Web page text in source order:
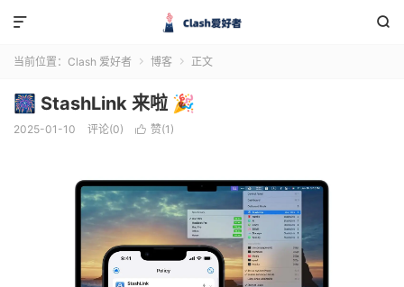


当前位置： Clash 爱好者  博客  正文
🎆 StashLink 来啦 🎉
2025-01-10 评论(0)  赞(1 )